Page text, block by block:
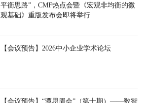
平衡思路”，CMF热点会暨《宏观非均衡的微
观基础》重版发布会即将举行
【会议预告】2026中小企业学术论坛
【会议预告】“潭思周会”（第十期）——数智